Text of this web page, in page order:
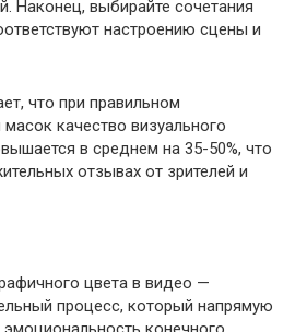
Наконец, выбирайте сочетания
настроению сцены и
что при правильном
качество визуального
в среднем на 35-50%, что
отзывах от зрителей и
цвета в видео —
процесс, который напрямую